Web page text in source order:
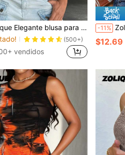
blusa para mujer sin mangas y tejida con malla en unicolor y detalles calados
(500+)
vendidos
-11% Zolique
$12.69